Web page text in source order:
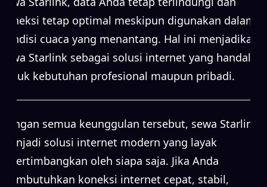
koneksi tetap optimal meskipun digunakan dalam
kondisi cuaca yang menantang. Hal ini menjadikan
sewa Starlink sebagai solusi internet yang handal
untuk kebutuhan profesional maupun pribadi.
Dengan semua keunggulan tersebut, sewa Starlink
menjadi solusi internet modern yang layak
dipertimbangkan oleh siapa saja. Jika Anda
membutuhkan koneksi internet cepat, stabil,